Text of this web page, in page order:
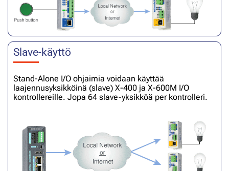
Slave-käyttö
Stand-Alone I/O ohjaimia voidaan käyttää
laajennusyksikköinä (slave) X-400 ja X-600M I/O
kontrollereille. Jopa 64 slave-yksikköä per kontrolleri.